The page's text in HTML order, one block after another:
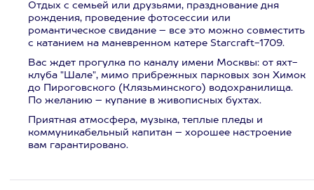
Отдых с семьей или друзьями, празднование дня
рождения, проведение фотосессии или
романтическое свидание – все это можно совместить
с катанием на маневренном катере Starcraft-1709.
Вас ждет прогулка по каналу имени Москвы: от яхт-
клуба "Шале", мимо прибрежных парковых зон Химок
до Пироговского (Клязьминского) водохранилища.
По желанию – купание в живописных бухтах.
Приятная атмосфера, музыка, теплые пледы и
коммуникабельный капитан – хорошее настроение
вам гарантировано.